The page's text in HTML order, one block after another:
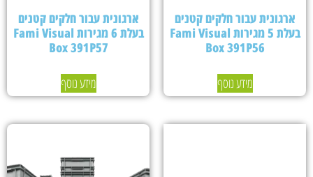
ארגונית עבור חלקים קטנים
בעלת 5 מגירות Fami Visual
Box 391P56
מידע נוסף
ארגונית עבור חלקים קטנים
בעלת 6 מגירות Fami Visual
Box 391P57
מידע נוסף